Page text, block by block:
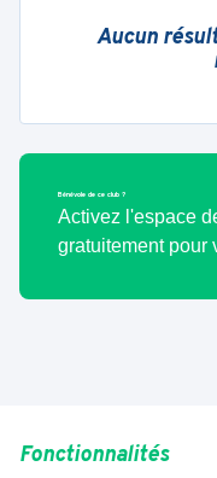
Aucun
Bénévole de ce club ?
Activez l'espace
gratuitement pour
Fonctionnalités